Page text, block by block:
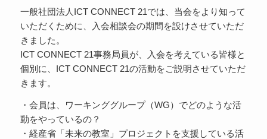
一般社団法人ICT CONNECT 21では、当会をより知って
いただくために、入会相談会の期間を設けさせていただ
きました。
ICT CONNECT 21事務局員が、入会を考えている皆様と
個別に、ICT CONNECT 21の活動をご説明させていただ
きます。
・会員は、ワーキンググループ（WG）でどのような活
動をやっているの？
・経産省「未来の教室」プロジェクトを支援している活